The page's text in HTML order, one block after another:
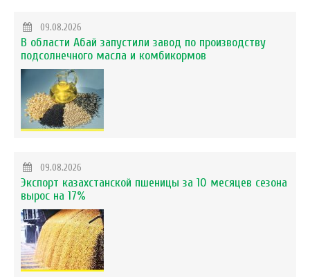
09.08.2026
В области Абай запустили завод по производству
подсолнечного масла и комбикормов
09.08.2026
Экспорт казахстанской пшеницы за 10 месяцев сезона
вырос на 17%